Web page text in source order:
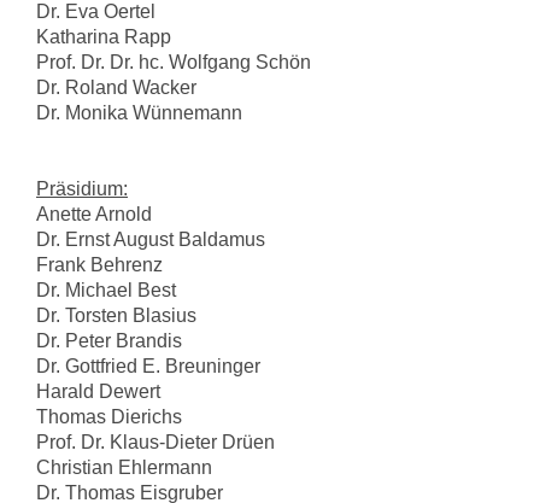
Dr. Eva Oertel
Katharina Rapp
Prof. Dr. Dr. hc. Wolfgang Schön
Dr. Roland Wacker
Dr. Monika Wünnemann
Präsidium:
Anette Arnold
Dr. Ernst August Baldamus
Frank Behrenz
Dr. Michael Best
Dr. Torsten Blasius
Dr. Peter Brandis
Dr. Gottfried E. Breuninger
Harald Dewert
Thomas Dierichs
Prof. Dr. Klaus-Dieter Drüen
Christian Ehlermann
Dr. Thomas Eisgruber